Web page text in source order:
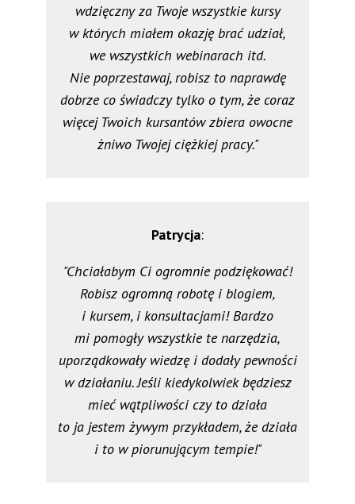
wdzięczny za Twoje wszystkie kursy
w których miałem okazję brać udział,
we wszystkich webinarach itd.
Nie poprzestawaj, robisz to naprawdę
dobrze co świadczy tylko o tym, że coraz
więcej Twoich kursantów zbiera owocne
żniwo Twojej ciężkiej pracy."
Patrycja:
"Chciałabym Ci ogromnie podziękować!
Robisz ogromną robotę i blogiem,
i kursem, i konsultacjami! Bardzo
mi pomogły wszystkie te narzędzia,
uporządkowały wiedzę i dodały pewności
w działaniu. Jeśli kiedykolwiek będziesz
mieć wątpliwości czy to działa
to ja jestem żywym przykładem, że działa
i to w piorunującym tempie!"